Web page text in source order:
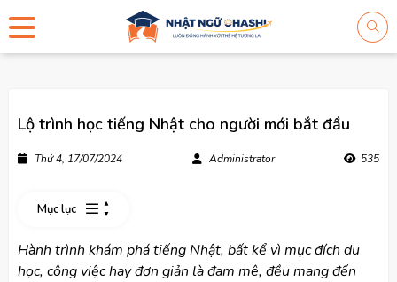
Lộ trình học tiếng Nhật cho người mới bắt đầu
Thứ 4, 17/07/2024 Administrator 535
Mục lục
Hành trình khám phá tiếng Nhật, bất kể vì mục đích du
học, công việc hay đơn giản là đam mê, đều mang đến